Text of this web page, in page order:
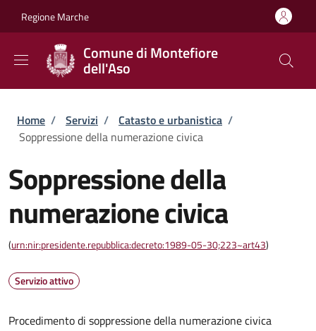
Regione Marche
Comune di Montefiore
dell'Aso
Briciole di pane
Home / Servizi / Catasto e urbanistica /
Soppressione della numerazione civica
Soppressione della
numerazione civica
(urn:nir:presidente.repubblica:decreto:1989-05-30;223~art43)
Servizio attivo
Procedimento di soppressione della numerazione civica